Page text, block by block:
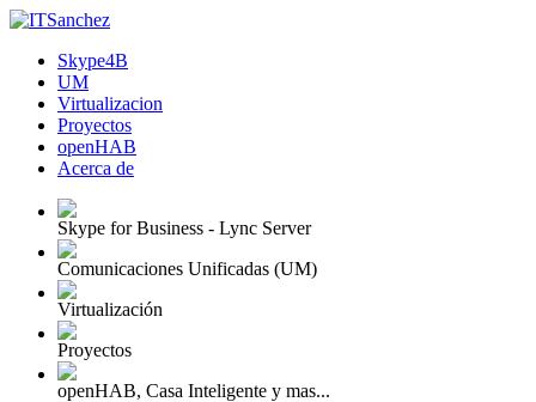
Skype4B
UM
Virtualizacion
Proyectos
openHAB
Acerca de
Skype for Business - Lync Server
Comunicaciones Unificadas (UM)
Virtualización
Proyectos
openHAB, Casa Inteligente y mas...